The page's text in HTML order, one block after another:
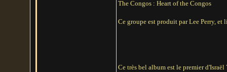
The Congos : Heart of the Congos
Ce groupe est produit par Lee Perry,
Ce très bel album est le premier